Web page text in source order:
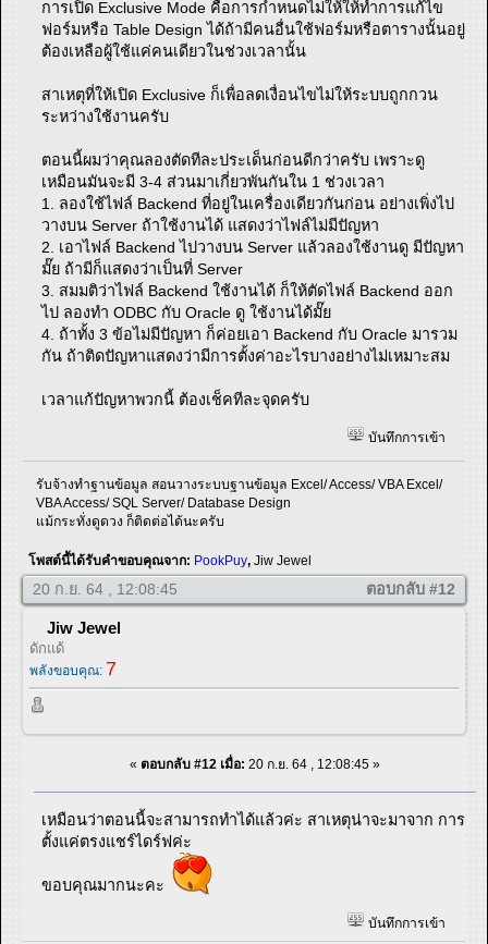
การเปิด Exclusive Mode คือการกำหนดไม่ให้ให้ทำการแก้ไข
ฟอร์มหรือ Table Design ได้ถ้ามีคนอื่นใช้ฟอร์มหรือตารางนั้นอยู่
ต้องเหลือผู้ใช้แค่คนเดียวในช่วงเวลานั้น
สาเหตุที่ให้เปิด Exclusive ก็เพื่อลดเงื่อนไขไม่ให้ระบบถูกกวน
ระหว่างใช้งานครับ
ตอนนี้ผมว่าคุณลองตัดทีละประเด็นก่อนดีกว่าครับ เพราะดู
เหมือนมันจะมี 3-4 ส่วนมาเกี่ยวพันกันใน 1 ช่วงเวลา
1. ลองใช้ไฟล์ Backend ที่อยู่ในเครื่องเดียวกันก่อน อย่างเพิ่งไป
วางบน Server ถ้าใช้งานได้ แสดงว่าไฟล์ไม่มีปัญหา
2. เอาไฟล์ Backend ไปวางบน Server แล้วลองใช้งานดู มีปัญหา
มั๊ย ถ้ามีก็แสดงว่าเป็นที่ Server
3. สมมติว่าไฟล์ Backend ใช้งานได้ ก็ให้ตัดไฟล์ Backend ออก
ไป ลองทำ ODBC กับ Oracle ดู ใช้งานได้มั๊ย
4. ถ้าทั้ง 3 ข้อไม่มีปัญหา ก็ค่อยเอา Backend กับ Oracle มารวม
กัน ถ้าติดปัญหาแสดงว่ามีการตั้งค่าอะไรบางอย่างไม่เหมาะสม
เวลาแก้ปัญหาพวกนี้ ต้องเช็คทีละจุดครับ
บันทึกการเข้า
รับจ้างทำฐานข้อมูล สอนวางระบบฐานข้อมูล Excel/ Access/ VBA Excel/
VBA Access/ SQL Server/ Database Design
แม้กระทั่งดูดวง ก็ติดต่อได้นะครับ
โพสต์นี้ได้รับคำขอบคุณจาก: PookPuy, Jiw Jewel
20 ก.ย. 64 , 12:08:45 ตอบกลับ #12
Jiw Jewel
ดักแด้
พลังขอบคุณ: 7
« ตอบกลับ #12 เมื่อ: 20 ก.ย. 64 , 12:08:45 »
เหมือนว่าตอนนี้จะสามารถทำได้แล้วค่ะ สาเหตุน่าจะมาจาก การ
ตั้งแค่ตรงแชร์ไดร์ฟค่ะ
ขอบคุณมากนะคะ
บันทึกการเข้า